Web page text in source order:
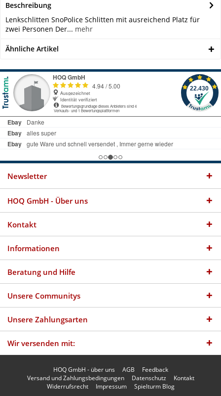
Beschreibung
Lenkschlitten SnoPolice Schlitten mit ausreichend Platz für
zwei Personen Der... mehr
Ähnliche Artikel
Newsletter
HOQ GmbH - Über uns
Kontakt
Informationen
Beratung und Hilfe
Unsere Communitys
Unsere Zahlungsarten
Wir versenden mit:
HOQ GmbH - über uns AGB
Feedback
Versand und Zahlungsbedingungen
Datenschutz
Kontakt
Widerrufsrecht
Impressum Spielturm Blog